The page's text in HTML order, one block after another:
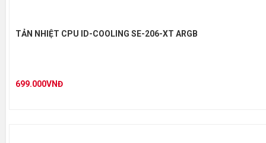
TẢN NHIỆT CPU ID-COOLING SE-206-XT ARGB
699.000VNĐ